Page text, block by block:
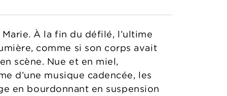
À la fin du défilé, l’ultime
comme si son corps avait
scène. Nue et en miel,
d’une musique cadencée, les
en bourdonnant en suspension